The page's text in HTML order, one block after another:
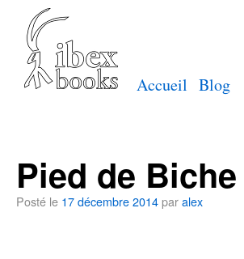
Accueil Blog
Pied de Biche
Posté le 17 décembre 2014paralex